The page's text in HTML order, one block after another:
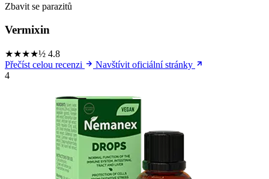
Zbavit se parazitů
Vermixin
★★★★½ 4.8
Přečíst celou recenzi
Navštívit oficiální stránky
4